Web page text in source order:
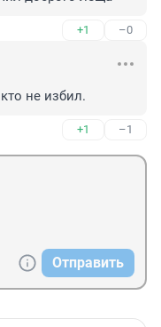
+1 –0
не избил.
+1 –1
Отправить